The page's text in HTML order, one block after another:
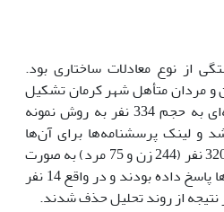
از نوع معادلات ساختاری بود.
و مردان متأهل شهر کرمان تشکیل
دادند که در این بین نمونه‌ای به حجم 334 نفر به روش نمونه
و لینک پرسشنامه‌ها برای آن‌ها
ارسال شد؛ اما از این تعداد 320 نفر (244 زن و 75 مرد) به صورت
کامل و صحیح به پرسشنامه‌ها پاسخ داده بودند و در واقع 14 نفر
از روند تحلیل حذف شدند.